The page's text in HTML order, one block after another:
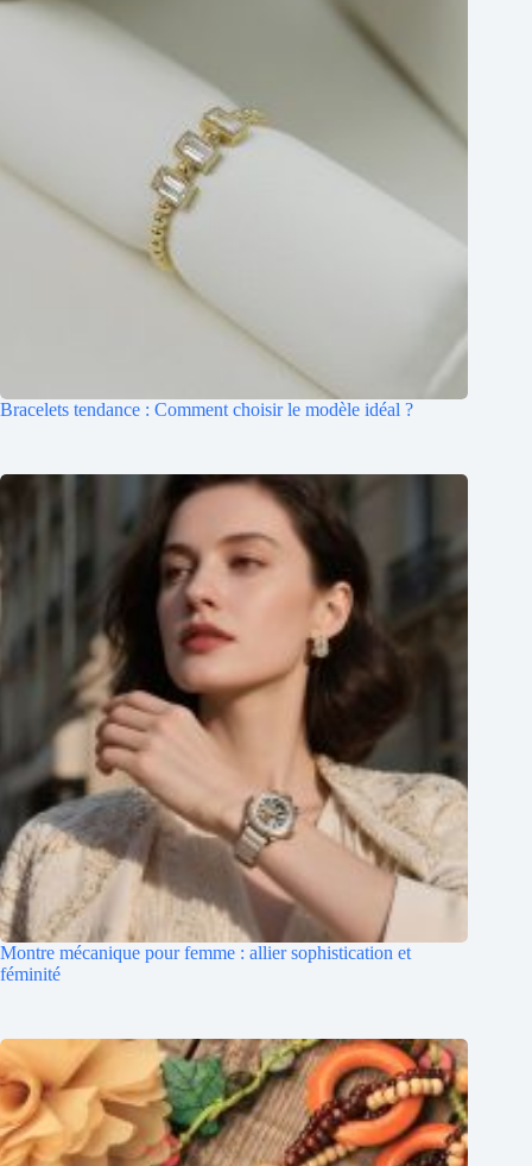
Bracelets tendance : Comment choisir le modèle idéal ?
Montre mécanique pour femme : allier sophistication et
féminité